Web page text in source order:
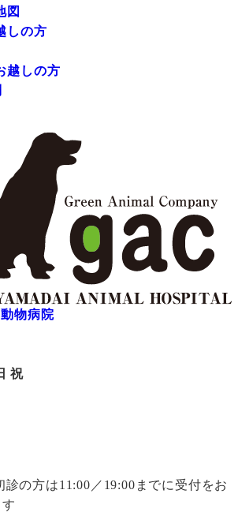
図
しの方
越しの方
物病院
祝
診の方は11:00／19:00までに受付をお